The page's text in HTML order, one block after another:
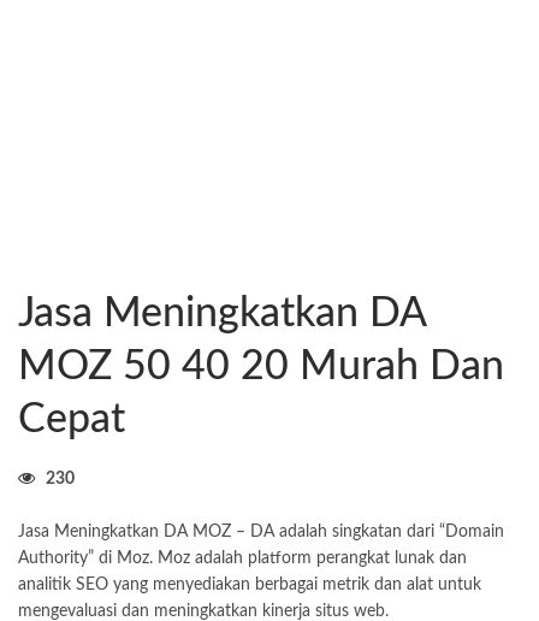
Jasa Meningkatkan DA
MOZ 50 40 20 Murah Dan
Cepat
230
Jasa Meningkatkan DA MOZ – DA adalah singkatan dari “Domain
Authority” di Moz. Moz adalah platform perangkat lunak dan
analitik SEO yang menyediakan berbagai metrik dan alat untuk
mengevaluasi dan meningkatkan kinerja situs web.